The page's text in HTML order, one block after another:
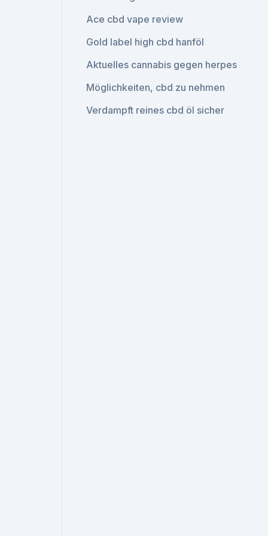
Ace cbd vape review
Gold label high cbd hanföl
Aktuelles cannabis gegen herpes
Möglichkeiten, cbd zu nehmen
Verdampft reines cbd öl sicher